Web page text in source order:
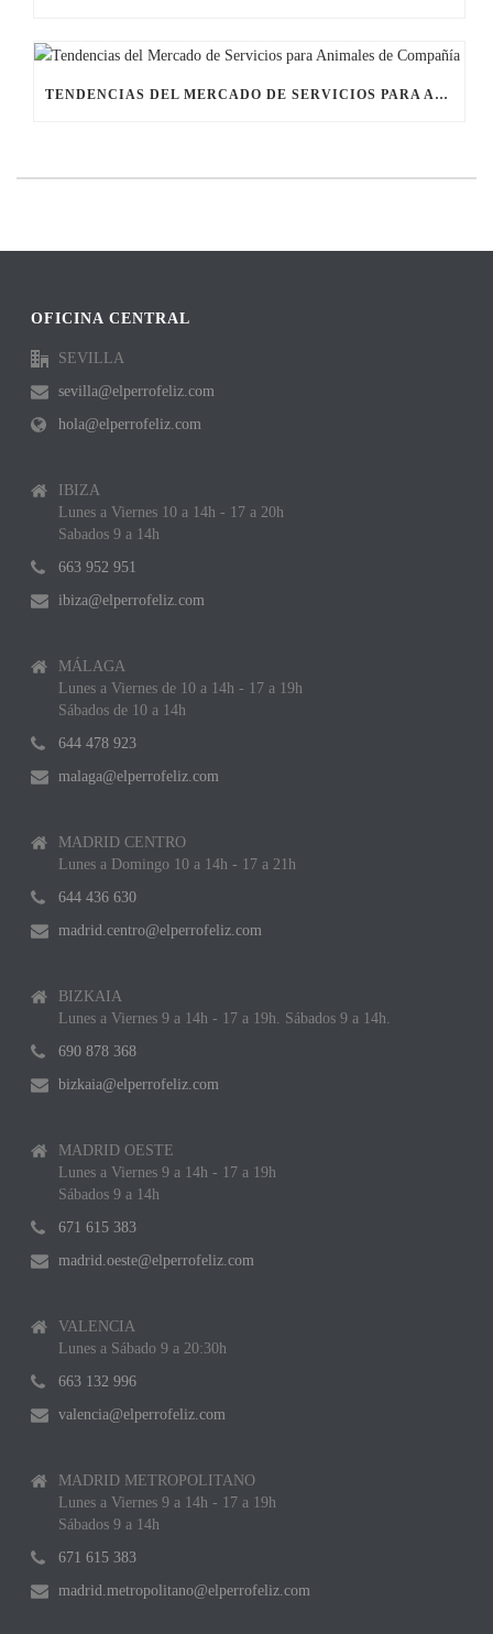
TENDENCIAS DEL MERCADO DE SERVICIOS PARA ANIMALES DE COMPAÑÍA
OFICINA CENTRAL
SEVILLA
sevilla@elperrofeliz.com
hola@elperrofeliz.com
IBIZA
Lunes a Viernes 10 a 14h - 17 a 20h
Sabados 9 a 14h
663 952 951
ibiza@elperrofeliz.com
MÁLAGA
Lunes a Viernes de 10 a 14h - 17 a 19h
Sábados de 10 a 14h
644 478 923
malaga@elperrofeliz.com
MADRID CENTRO
Lunes a Domingo 10 a 14h - 17 a 21h
644 436 630
madrid.centro@elperrofeliz.com
BIZKAIA
Lunes a Viernes 9 a 14h - 17 a 19h. Sábados 9 a 14h.
690 878 368
bizkaia@elperrofeliz.com
MADRID OESTE
Lunes a Viernes 9 a 14h - 17 a 19h
Sábados 9 a 14h
671 615 383
madrid.oeste@elperrofeliz.com
VALENCIA
Lunes a Sábado 9 a 20:30h
663 132 996
valencia@elperrofeliz.com
MADRID METROPOLITANO
Lunes a Viernes 9 a 14h - 17 a 19h
Sábados 9 a 14h
671 615 383
madrid.metropolitano@elperrofeliz.com